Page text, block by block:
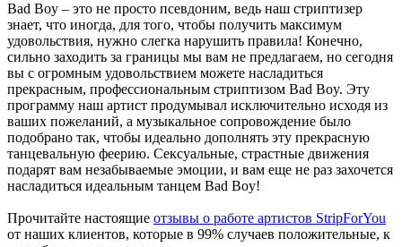
Bad Boy – это не просто псевдоним, ведь наш стриптизер
знает, что иногда, для того, чтобы получить максимум
удовольствия, нужно слегка нарушить правила! Конечно,
сильно заходить за границы мы вам не предлагаем, но сегодня
вы с огромным удовольствием можете насладиться
прекрасным, профессиональным стриптизом Bad Boy. Эту
программу наш артист продумывал исключительно исходя из
ваших пожеланий, а музыкальное сопровождение было
подобрано так, чтобы идеально дополнять эту прекрасную
танцевальную феерию. Сексуальные, страстные движения
подарят вам незабываемые эмоции, и вам еще не раз захочется
насладиться идеальным танцем Bad Boy!
Прочитайте настоящие отзывы о работе артистов StripForYou
от наших клиентов, которые в 99% случаев положительные, к